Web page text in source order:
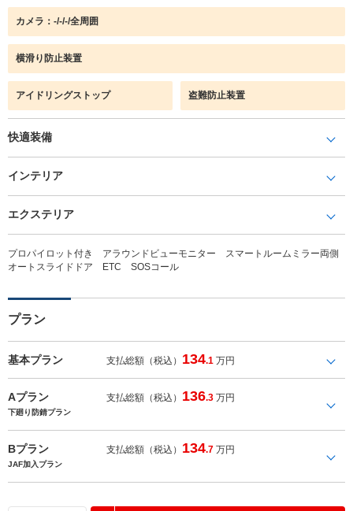
カメラ：-/-/-/全周囲
横滑り防止装置
アイドリングストップ 盗難防止装置
快適装備
インテリア
エクステリア
プロパイロット付き アラウンドビューモニター スマートルームミラー両側
オートスライドドア ETC SOSコール
プラン
基本プラン 支払総額（税込） 134.1 万円
Aプラン 支払総額（税込） 136.3 万円
下廻り防錆プラン
Bプラン 支払総額（税込） 134.7 万円
JAF加入プラン